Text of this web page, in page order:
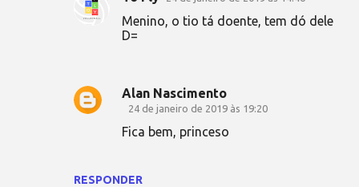
RESPONDER
Menino, o tio tá doente, tem dó dele
D=
Alan Nascimento
24 de janeiro de 2019 às 19:20
Fica bem, princeso